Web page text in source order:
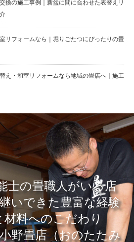
換の施工事例｜新盆に間に合わせた表替えリ
リフォームなら｜堀りごたつにぴったりの畳
え・和室リフォームなら地域の畳店へ｜施工
士の畳職人がいる店
いできた豊富な経験
材料へのこだわり
野畳店（おのたたみ